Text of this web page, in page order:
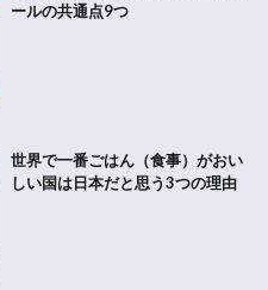
ールの共通点9つ
世界で一番ごはん（食事）がおい
しい国は日本だと思う3つの理由